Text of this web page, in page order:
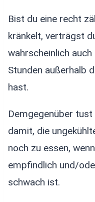
Bist du eine recht
kränkelt, verträgst
wahrscheinlich
Stunden außerhalb
hast.
Demgegenüber
damit, die
noch zu essen,
empfindlich und/
schwach ist.